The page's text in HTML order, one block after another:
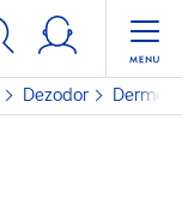
Dezodor Derma